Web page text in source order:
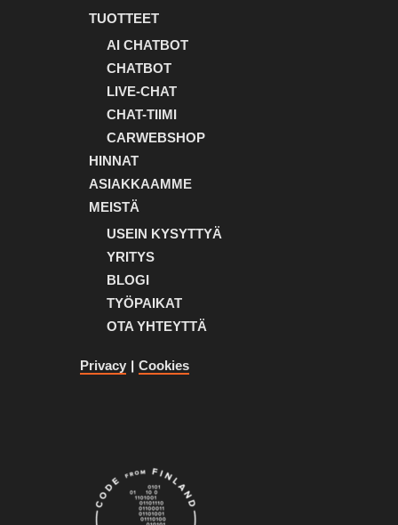
TUOTTEET
AI CHATBOT
CHATBOT
LIVE-CHAT
CHAT-TIIMI
CARWEBSHOP
HINNAT
ASIAKKAAMME
MEISTÄ
USEIN KYSYTTYÄ
YRITYS
BLOGI
TYÖPAIKAT
OTA YHTEYTTÄ
Privacy | Cookies